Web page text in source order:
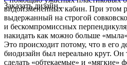
видоизмененных кабин. При этом
выдержанный на строгой
и бескомпромиссных
накидать как можно больше
Это происходит потому, что в его
биодизайн был нереально крут. Он
сделать «обтекаемые» и «мягкие»
Заказать дизайн...